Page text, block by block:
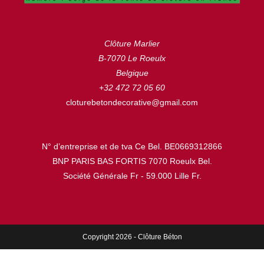
CONTACTEZ-NOUS
Clôture Marlier
B-7070 Le Roeulx
Belgique
+32 472 72 05 60
cloturebetondecorative@gmail.com
N° d’entreprise et de tva Ce Bel. BE0669312866
BNP PARIS BAS FORTIS 7070 Roeulx Bel.
Société Générale Fr - 59.000 Lille Fr.
Copyright 2026 - Clôture Béton